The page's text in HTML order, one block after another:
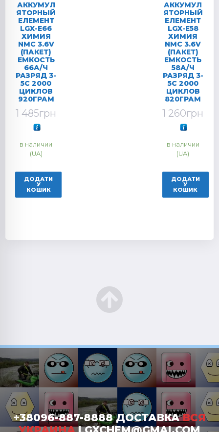
АККУМУЛ
ЯТОРНЫЙ
ЕЛЕМЕНТ
LGX-E66
ХИМИЯ
NMC 3.6V
(ПАКЕТ)
ЕМКОСТЬ
66А/Ч
РАЗРЯД 3-
5C 2000
ЦИКЛОВ
920ГРАМ
1 485грн
в наличии
(UA)
ДОДАТИ
У
КОШИК
АККУМУЛ
ЯТОРНЫЙ
ЕЛЕМЕНТ
LGX-E58
ХИМИЯ
NMC 3.6V
(ПАКЕТ)
ЕМКОСТЬ
58А/Ч
РАЗРЯД 3-
5C 2000
ЦИКЛОВ
820ГРАМ
1 260грн
в наличии
(UA)
ДОДАТИ
У
КОШИК
+38096-887-8888 ДОСТАВКАВСЯ